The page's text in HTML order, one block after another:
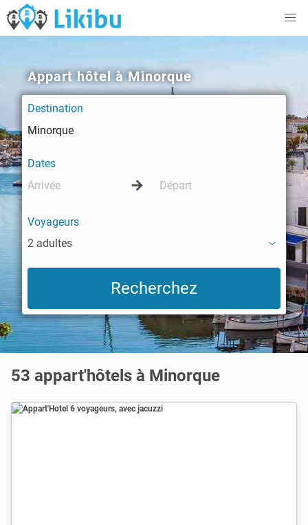
Appart hôtel à Minorque
Destination
Dates
Voyageurs
2 adultes
53 appart'hôtels à Minorque